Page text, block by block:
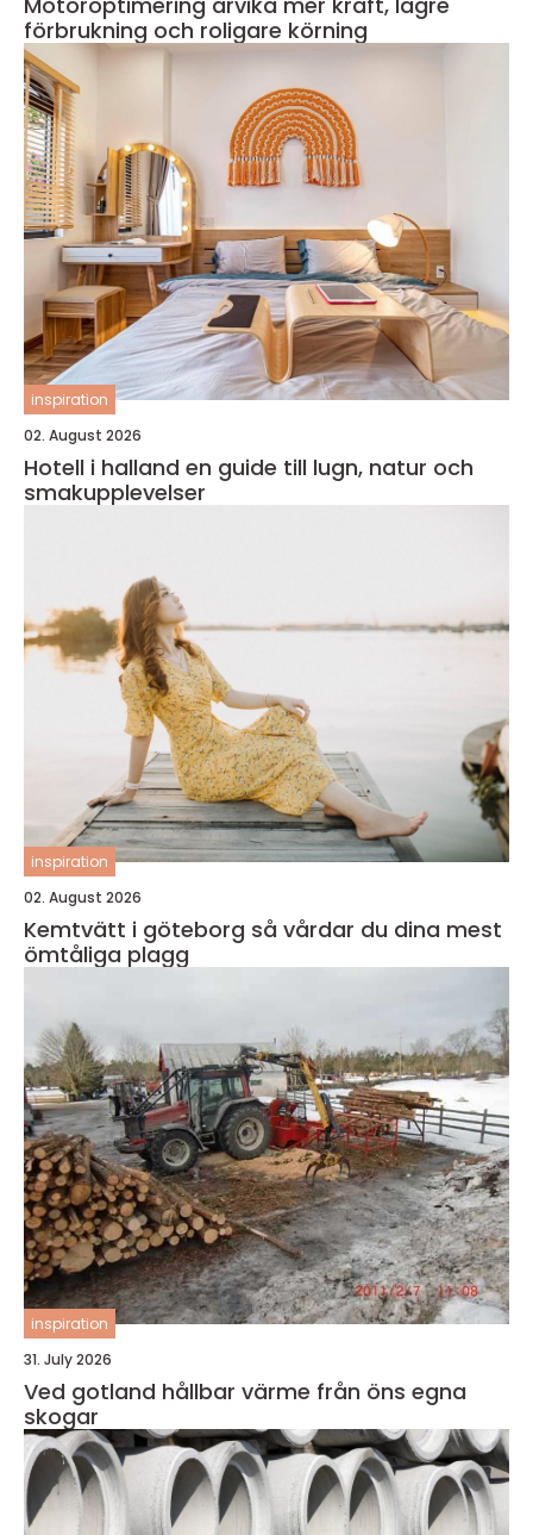
förbrukning och roligare körning
inspiration
02. August 2026
Hotell i halland en guide till lugn, natur och
smakupplevelser
inspiration
02. August 2026
Kemtvätt i göteborg så vårdar du dina mest
ömtåliga plagg
inspiration
31. July 2026
Ved gotland hållbar värme från öns egna
skogar